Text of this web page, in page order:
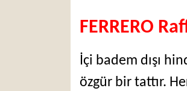
FERRERO
İçi badem dışı
özgür bir tattır.